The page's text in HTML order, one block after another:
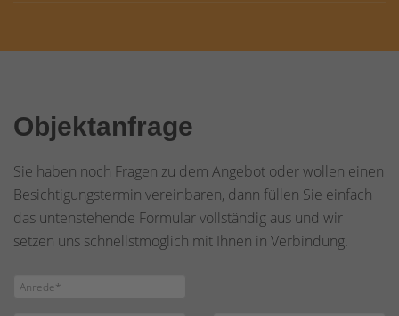
Objektanfrage
Sie haben noch Fragen zu dem Angebot oder wollen einen
Besichtigungstermin vereinbaren, dann füllen Sie einfach
das untenstehende Formular vollständig aus und wir
setzen uns schnellstmöglich mit Ihnen in Verbindung.